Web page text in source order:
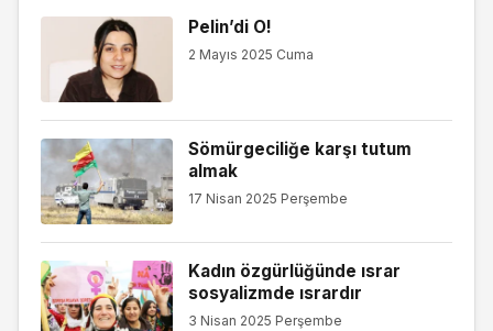
Pelin’di O!
2 Mayıs 2025 Cuma
Sömürgeciliğe karşı tutum
almak
17 Nisan 2025 Perşembe
Kadın özgürlüğünde ısrar
sosyalizmde ısrardır
3 Nisan 2025 Perşembe